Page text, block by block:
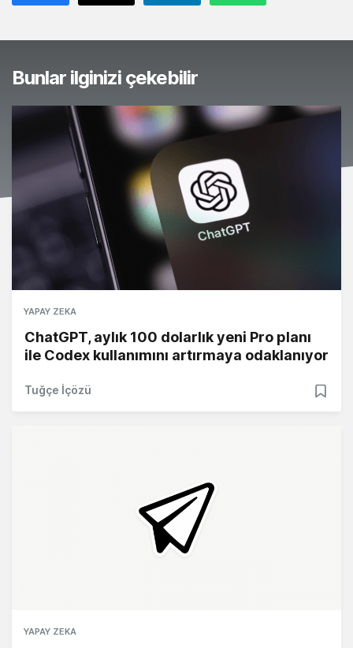
Bunlar ilginizi çekebilir
YAPAY ZEKA
ChatGPT, aylık 100 dolarlık yeni Pro planı
ile Codex kullanımını artırmaya odaklanıyor
Tuğçe İçözü
YAPAY ZEKA